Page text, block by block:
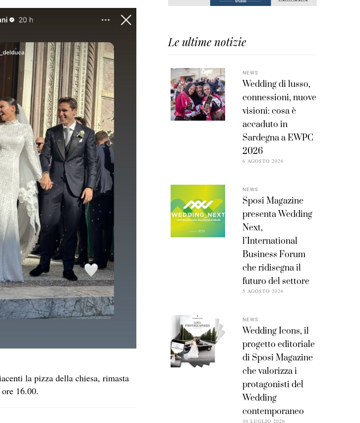
la pizza della chiesa, rimasta
16.00.
Le ultime notizie
NEWS
Wedding di lusso,
connessioni, nuove
visioni: cosa è
accaduto in
Sardegna a EWPC
2026
6 AGOSTO 2026
NEWS
Sposi Magazine
presenta Wedding
Next,
l’International
Business Forum
che ridisegna il
futuro del settore
5 AGOSTO 2026
NEWS
Wedding Icons, il
progetto editoriale
di Sposi Magazine
che valorizza i
protagonisti del
Wedding
contemporaneo
30 LUGLIO 2026